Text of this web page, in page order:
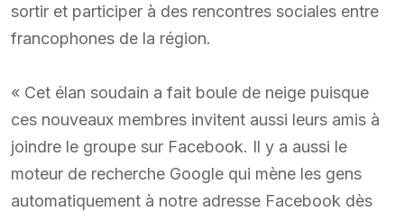
sortir et participer à des rencontres sociales entre
francophones de la région.
« Cet élan soudain a fait boule de neige puisque
ces nouveaux membres invitent aussi leurs amis à
joindre le groupe sur Facebook. Il y a aussi le
moteur de recherche Google qui mène les gens
automatiquement à notre adresse Facebook dès